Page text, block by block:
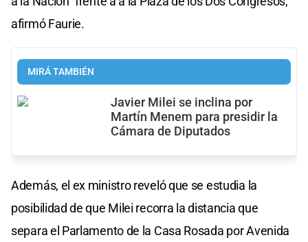
afirmó Faurie.
MIRÁ TAMBIÉN
Javier Milei se inclina por
Martín Menem para presidir la
Cámara de Diputados
Además, el ex ministro reveló que se estudia la
posibilidad de que Milei recorra la distancia que
separa el Parlamento de la Casa Rosada por Avenida